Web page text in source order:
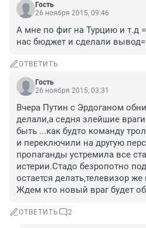
Гость
26 ноября 2015, 09:46
А мне по фиг на Турцию и т.д
нас бюджет и сделали
ОТВЕТИТЬ
Гость
26 ноября 2015, 03:31
Вчера Путин с Эрдоганом
делали,а седня злейшие
быть ...как будто команду
и переключили на другую
пропаганды устремила все
истерии.Стадо безропотно
остается делать,телевизор же
Ждем кто новый враг будет
ОТВЕТИТЬ 2